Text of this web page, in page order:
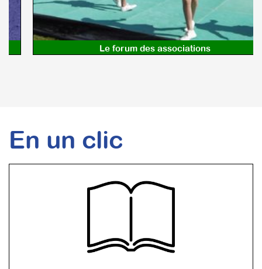
Le forum des associations
En un clic